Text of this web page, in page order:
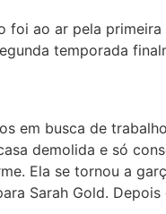
foi ao ar pela
temporada
em busca de
demolida e só
Ela se tornou a
Sarah Gold.